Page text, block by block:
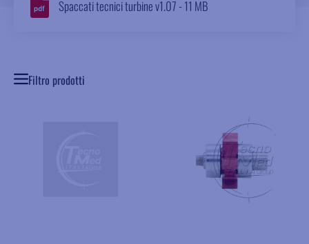
Spaccati tecnici turbine v1.07 - 11 MB
Filtro prodotti